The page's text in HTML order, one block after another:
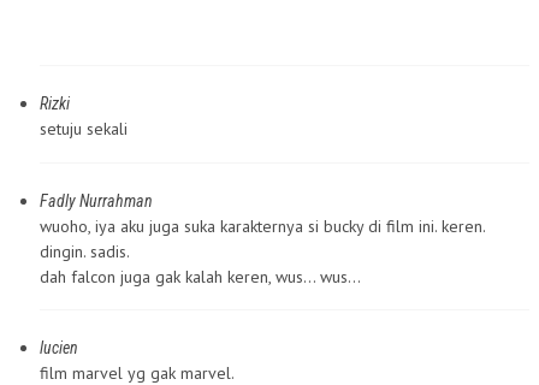
Rizki
setuju sekali
Fadly Nurrahman
wuoho, iya aku juga suka karakternya si bucky di film ini. keren.
dingin. sadis.
dah falcon juga gak kalah keren, wus… wus…
lucien
film marvel yg gak marvel.